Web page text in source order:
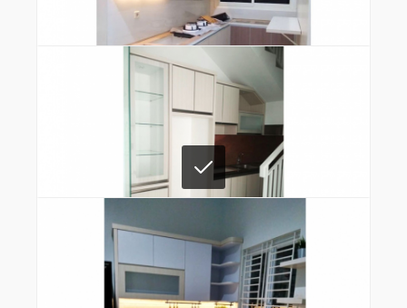
Kitchen Set di Ruang Sempit
Kitchen Set Bawah Tangga